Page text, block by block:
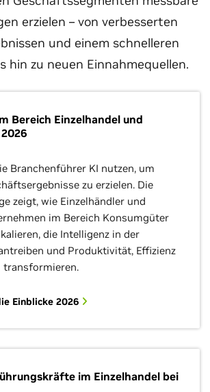
erzielen – von verbesserten
und einem schnelleren
hin zu neuen Einnahmequellen.
Bereich Einzelhandel und
Branchenführer KI nutzen, um
zu erzielen. Die
zeigt, wie Einzelhändler und
im Bereich Konsumgüter
die Intelligenz in der
und Produktivität, Effizienz
transformieren.
Einblicke 2026
im Einzelhandel bei